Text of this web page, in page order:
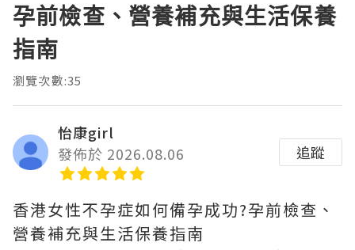
孕前檢查、營養補充與生活保養
指南
瀏覽次數:35
怡康girl
發佈於 2026.08.06
追蹤
香港女性不孕症如何備孕成功?孕前檢查、
營養補充與生活保養指南